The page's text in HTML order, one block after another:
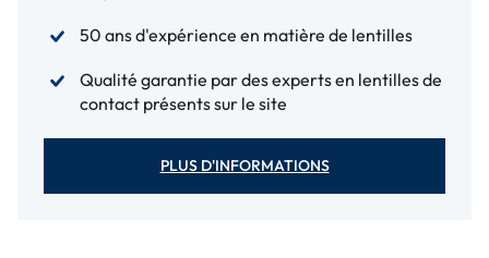
50 ans d'expérience en matière de lentilles
Qualité garantie par des experts en lentilles de
contact présents sur le site
PLUS D'INFORMATIONS